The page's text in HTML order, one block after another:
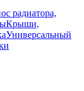
радиатора,
Крыши,
Универсальный